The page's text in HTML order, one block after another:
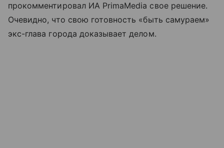
прокомментировал ИА PrimaMedia свое решение.
Очевидно, что свою готовность «быть самураем»
экс-глава города доказывает делом.